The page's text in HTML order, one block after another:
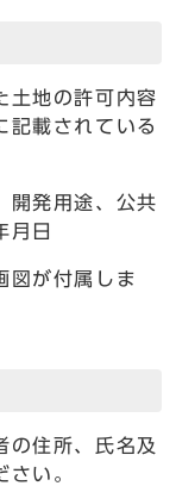
土地の許可内容
記載されている
発用途、公共
月日
図が付属しま
の住所、氏名及
い。